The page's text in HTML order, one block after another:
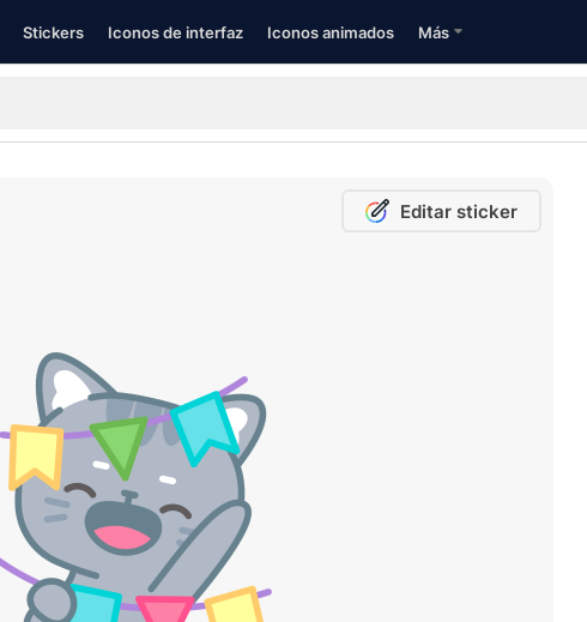
Stickers Iconos de interfaz Iconos animados Más
Editar sticker